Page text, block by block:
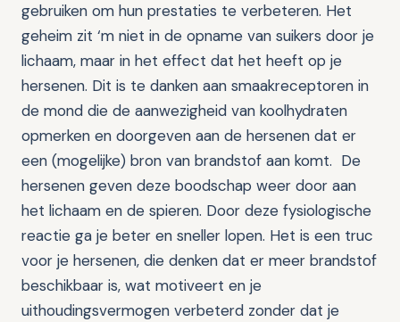
gebruiken om hun prestaties te verbeteren. Het
geheim zit ‘m niet in de opname van suikers door je
lichaam, maar in het effect dat het heeft op je
hersenen. Dit is te danken aan smaakreceptoren in
de mond die de aanwezigheid van koolhydraten
opmerken en doorgeven aan de hersenen dat er
een (mogelijke) bron van brandstof aan komt. De
hersenen geven deze boodschap weer door aan
het lichaam en de spieren. Door deze fysiologische
reactie ga je beter en sneller lopen. Het is een truc
voor je hersenen, die denken dat er meer brandstof
beschikbaar is, wat motiveert en je
uithoudingsvermogen verbeterd zonder dat je